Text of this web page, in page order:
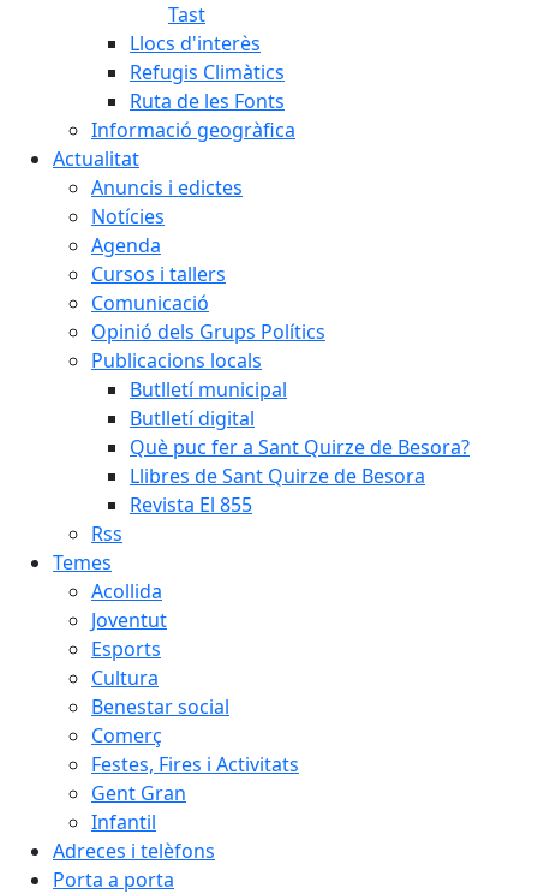
Tast
Llocs d'interès
Refugis Climàtics
Ruta de les Fonts
Informació geogràfica
Actualitat
Anuncis i edictes
Notícies
Agenda
Cursos i tallers
Comunicació
Opinió dels Grups Polítics
Publicacions locals
Butlletí municipal
Butlletí digital
Què puc fer a Sant Quirze de Besora?
Llibres de Sant Quirze de Besora
Revista El 855
Rss
Temes
Acollida
Joventut
Esports
Cultura
Benestar social
Comerç
Festes, Fires i Activitats
Gent Gran
Infantil
Adreces i telèfons
Porta a porta